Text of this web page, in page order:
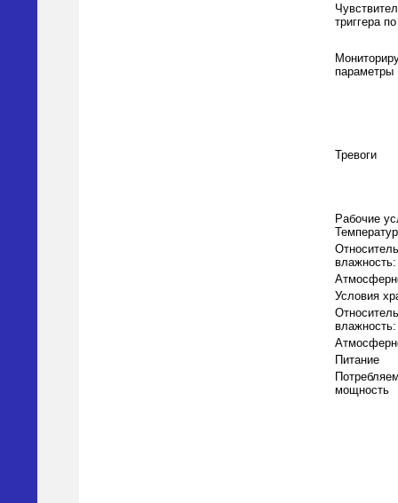
триггера
параметры
Тревоги
Рабочие
влажность:
Условия
влажность:
Питание
мощность